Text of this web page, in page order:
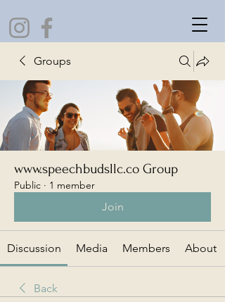
Groups
www.speechbudsllc.co Group
Public · 1 member
Join
Discussion Media Members About
Back